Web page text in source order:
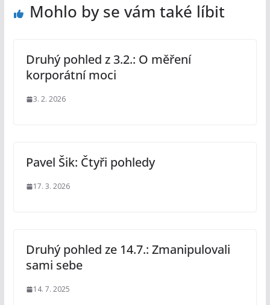
Mohlo by se vám také líbit
Druhý pohled z 3.2.: O měření
korporátní moci
3. 2. 2026
Pavel Šik: Čtyři pohledy
17. 3. 2026
Druhý pohled ze 14.7.: Zmanipulovali
sami sebe
14. 7. 2025